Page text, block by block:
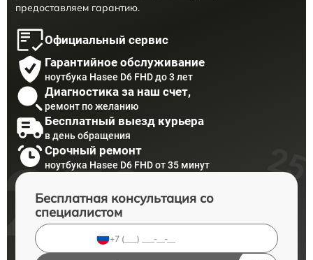
предоставляем гарантию.
Официальный сервис
Гарантийное обслуживание
ноутбука Hasee D6 FHD до 3 лет
Диагностика за наш счет,
ремонт по желанию
Бесплатный выезд курьера
в день обращения
Срочный ремонт
ноутбука Hasee D6 FHD от 35 минут
Бесплатная консультация со
специалистом